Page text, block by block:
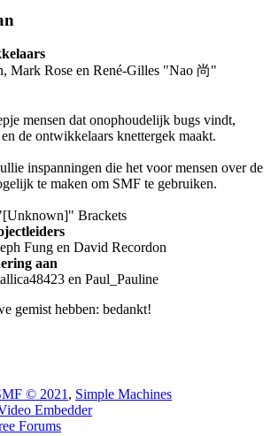
Mark Rose en René-Gilles "Nao 尚"
mensen dat onophoudelijk bugs vindt,
de ontwikkelaars knettergek maakt.
inspanningen die het voor mensen over de
te maken om SMF te gebruiken.
Brackets
Fung en David Recordon
aan
en Paul_Pauline
gemist hebben: bedankt!
© 2021 , Simple Machines
Embedder
Forums